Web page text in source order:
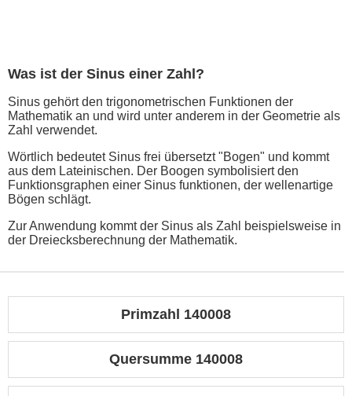
Was ist der Sinus einer Zahl?
Sinus gehört den trigonometrischen Funktionen der
Mathematik an und wird unter anderem in der Geometrie als
Zahl verwendet.
Wörtlich bedeutet Sinus frei übersetzt "Bogen" und kommt
aus dem Lateinischen. Der Boogen symbolisiert den
Funktionsgraphen einer Sinus funktionen, der wellenartige
Bögen schlägt.
Zur Anwendung kommt der Sinus als Zahl beispielsweise in
der Dreiecksberechnung der Mathematik.
Primzahl 140008
Quersumme 140008